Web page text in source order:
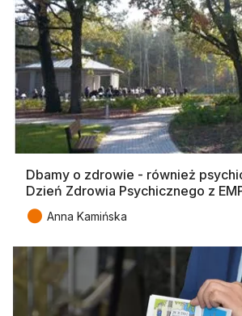
Dbamy o zdrowie - również
Dzień Zdrowia Psychicznego z
● Anna Kamińska